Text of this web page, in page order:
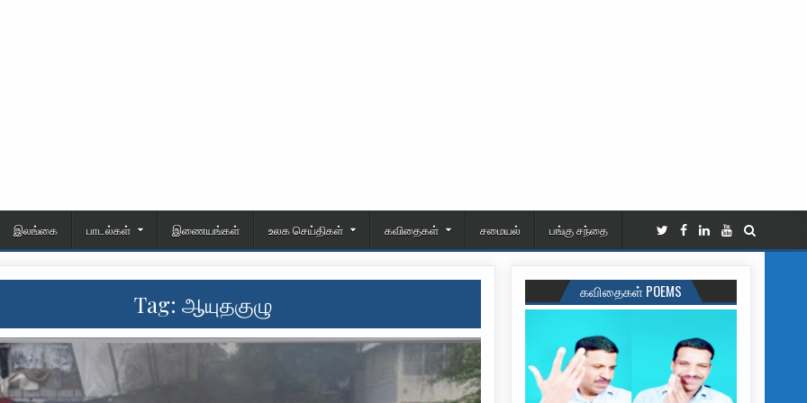
இலங்கை பாடல்கள் இணையங்கள் உலக செய்திகள் கவிதைகள் சமையல் பங்கு சந்தை
Tag: ஆயுதகுழு கவிதைகள் POEMS